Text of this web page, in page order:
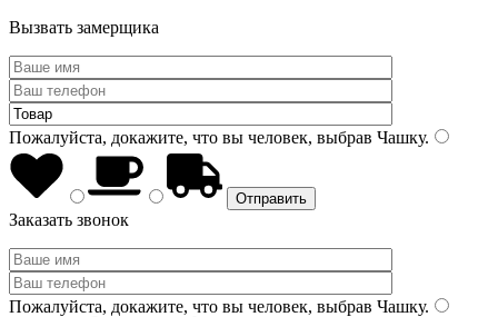
Вызвать замерщика
Пожалуйста, докажите, что вы человек, выбрав Чашку.
Заказать звонок
Пожалуйста, докажите, что вы человек, выбрав Чашку.